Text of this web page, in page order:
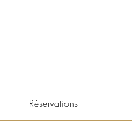
Réservations